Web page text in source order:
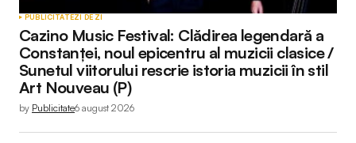
PUBLICITATEZI DE ZI
Cazino Music Festival: Clădirea legendară a
Constanței, noul epicentru al muzicii clasice /
Sunetul viitorului rescrie istoria muzicii în stil
Art Nouveau (P)
by Publicitate6 august 2026